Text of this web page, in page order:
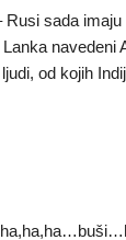
Rusi sada
navedeni
od kojih